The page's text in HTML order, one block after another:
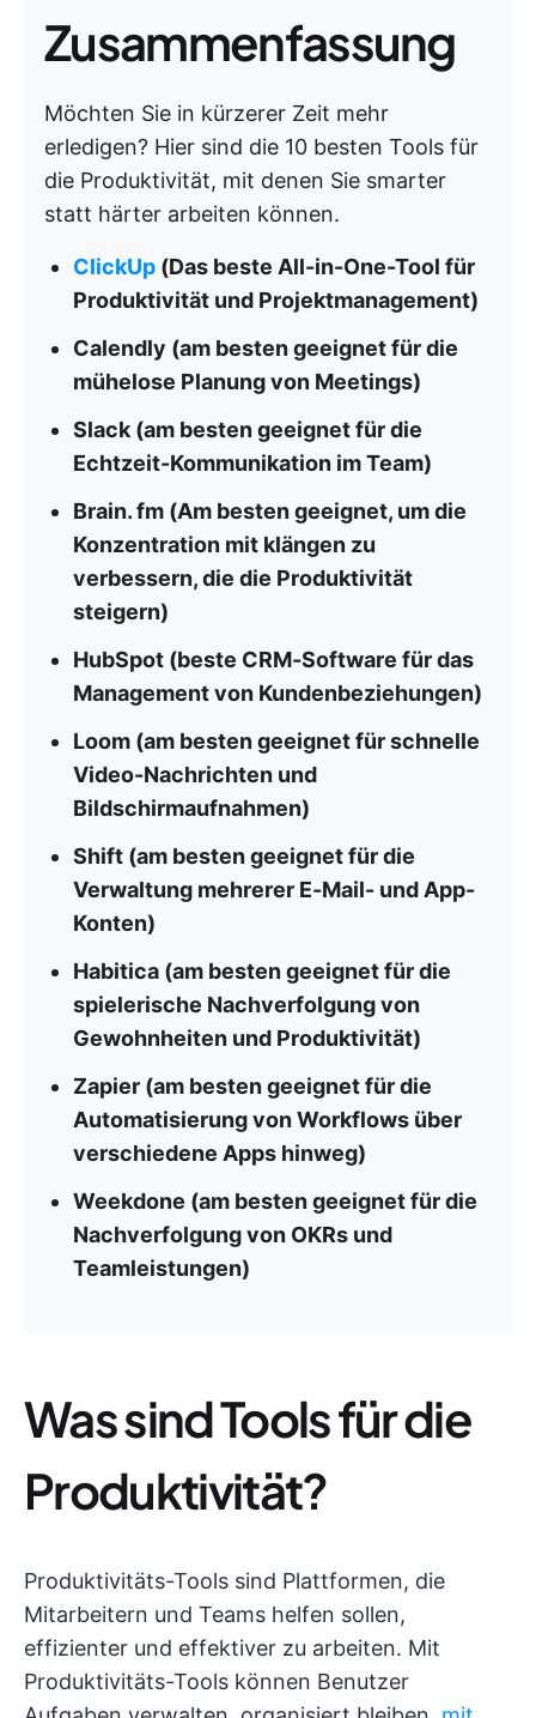
Zusammenfassung
Möchten Sie in kürzerer Zeit mehr
erledigen? Hier sind die 10 besten Tools für
die Produktivität, mit denen Sie smarter
statt härter arbeiten können.
ClickUp (Das beste All-in-One-Tool für
Produktivität und Projektmanagement)
Calendly (am besten geeignet für die
mühelose Planung von Meetings)
Slack (am besten geeignet für die
Echtzeit-Kommunikation im Team)
Brain. fm (Am besten geeignet, um die
Konzentration mit klängen zu
verbessern, die die Produktivität
steigern)
HubSpot (beste CRM-Software für das
Management von Kundenbeziehungen)
Loom (am besten geeignet für schnelle
Video-Nachrichten und
Bildschirmaufnahmen)
Shift (am besten geeignet für die
Verwaltung mehrerer E-Mail- und App-
Konten)
Habitica (am besten geeignet für die
spielerische Nachverfolgung von
Gewohnheiten und Produktivität)
Zapier (am besten geeignet für die
Automatisierung von Workflows über
verschiedene Apps hinweg)
Weekdone (am besten geeignet für die
Nachverfolgung von OKRs und
Teamleistungen)
Was sind Tools für die
Produktivität?
Produktivitäts-Tools sind Plattformen, die
Mitarbeitern und Teams helfen sollen,
effizienter und effektiver zu arbeiten. Mit
Produktivitäts-Tools können Benutzer